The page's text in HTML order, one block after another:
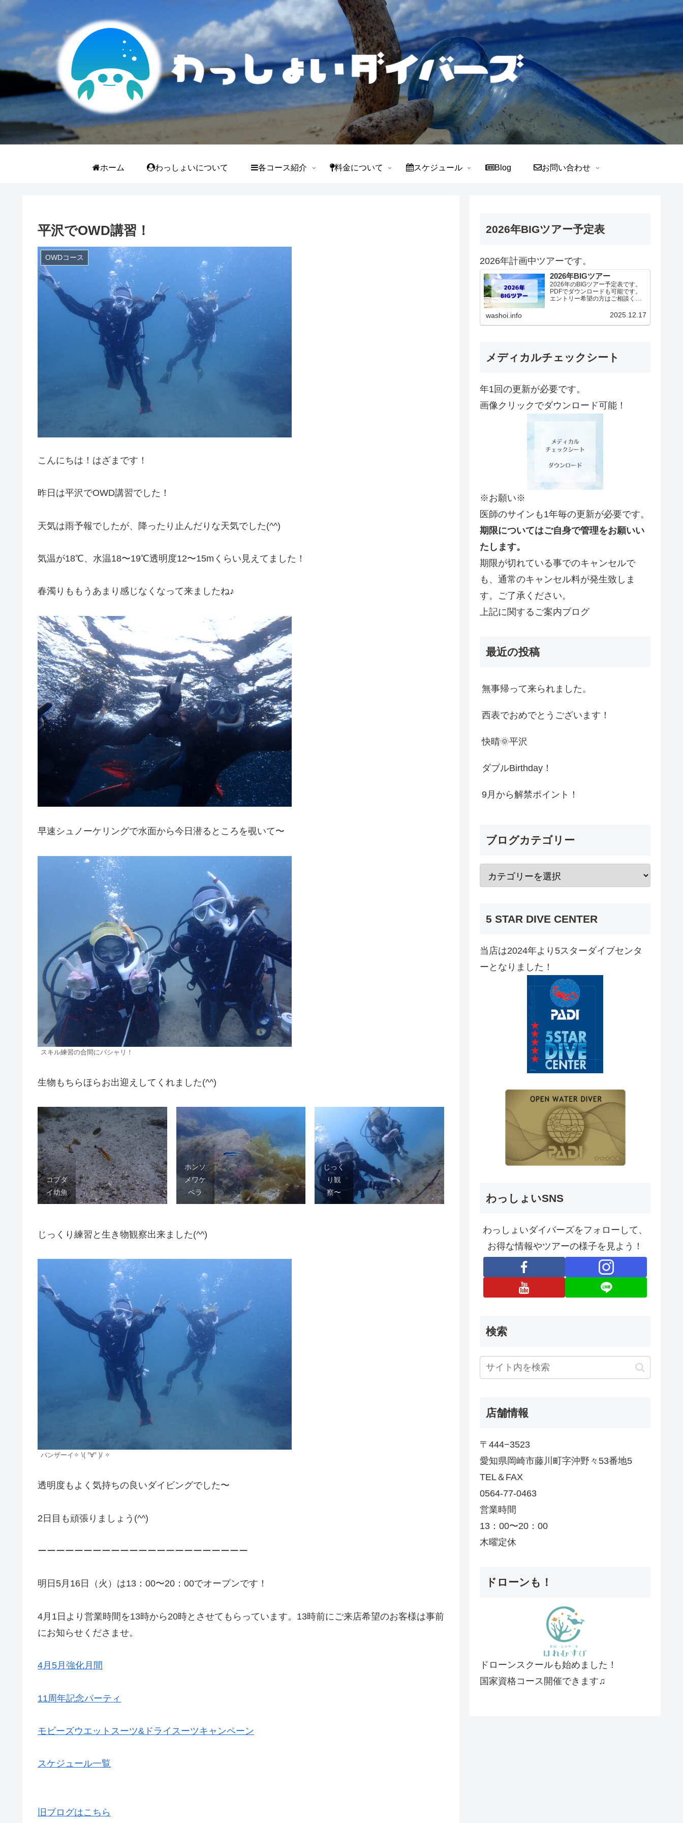
ホーム わっしょいについて 各コース紹介 料金について スケジュール Blog お問い合わせ
平沢でOWD講習！
OWDコース
こんにちは！はざまです！
昨日は平沢でOWD講習でした！
天気は雨予報でしたが、降ったり止んだりな天気でした(^^)
気温が18℃、水温18〜19℃透明度12〜15mくらい見えてました！
春濁りももうあまり感じなくなって来ましたね♪
早速シュノーケリングで水面から今日潜るところを覗いて〜
スキル練習の合間にパシャリ！
生物もちらほらお出迎えしてくれました(^^)
コブダ
イ幼魚
ホンソ
メワケ
ベラ
じっく
り観
察〜
じっくり練習と生き物観察出来ました(^^)
バンザーイ✧ \( °∀° )/ ✧
透明度もよく気持ちの良いダイビングでした〜
2日目も頑張りましょう(^^)
ーーーーーーーーーーーーーーーーーーーーーーー
明日5月16日（火）は13：00〜20：00でオープンです！
4月1日より営業時間を13時から20時とさせてもらっています。13時前にご来店希望のお客様は事前
にお知らせくださませ。
4月5月強化月間
11周年記念パーティ
モビーズウエットスーツ&ドライスーツキャンペーン
スケジュール一覧
旧ブログはこちら
2026年BIGツアー予定表
2026年計画中ツアーです。
2026年BIGツアー
2026年のBIGツアー予定表です。
PDFでダウンロードも可能です。
エントリー希望の方はご相談くだ
より変動ありますので、ご確認く
新）ダウンロードPDFでアップロ
washoi.info 2025.12.17
メディカルチェックシート
年1回の更新が必要です。
画像クリックでダウンロード可能！
※お願い※
医師のサインも1年毎の更新が必要です。
期限についてはご自身で管理をお願いい
たします。
期限が切れている事でのキャンセルで
も、通常のキャンセル料が発生致しま
す。ご了承ください。
上記に関するご案内ブログ
最近の投稿
無事帰って来られました。
西表でおめでとうございます！
快晴🌞平沢
ダブルBirthday！
9月から解禁ポイント！
ブログカテゴリー
5 STAR DIVE CENTER
当店は2024年より5スターダイブセンタ
ーとなりました！
わっしょいSNS
わっしょいダイバーズをフォローして、
お得な情報やツアーの様子を見よう！
検索
店舗情報
〒444−3523
愛知県岡崎市藤川町字沖野々53番地5
TEL＆FAX
0564-77-0463
営業時間
13：00〜20：00
木曜定休
ドローンも！
ドローンスクールも始めました！
国家資格コース開催できます♫